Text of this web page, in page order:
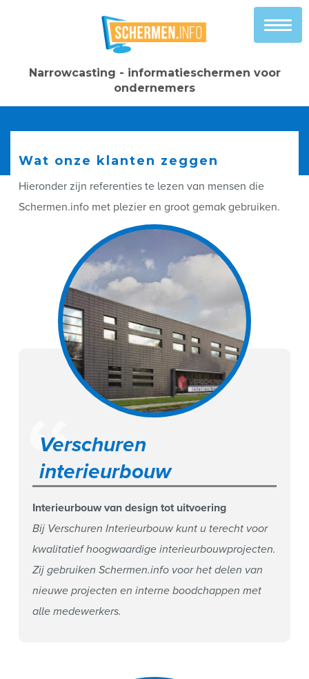
Narrowcasting - informatieschermen voor
ondernemers
Wat onze klanten zeggen
Hieronder zijn referenties te lezen van mensen die
Schermen.info met plezier en groot gemak gebruiken.
Verschuren
interieurbouw
Interieurbouw van design tot uitvoering
Bij Verschuren Interieurbouw kunt u terecht voor
kwalitatief hoogwaardige interieurbouwprojecten.
Zij gebruiken Schermen.info voor het delen van
nieuwe projecten en interne boodchappen met
alle medewerkers.